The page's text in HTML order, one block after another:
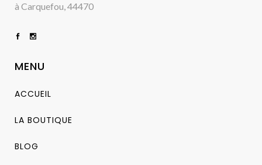
à Carquefou, 44470
MENU
ACCUEIL
LA BOUTIQUE
BLOG